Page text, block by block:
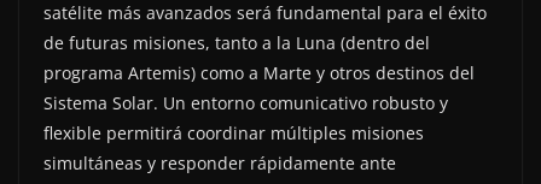
satélite más avanzados será fundamental para el éxito
de futuras misiones, tanto a la Luna (dentro del
programa Artemis) como a Marte y otros destinos del
Sistema Solar. Un entorno comunicativo robusto y
flexible permitirá coordinar múltiples misiones
simultáneas y responder rápidamente ante